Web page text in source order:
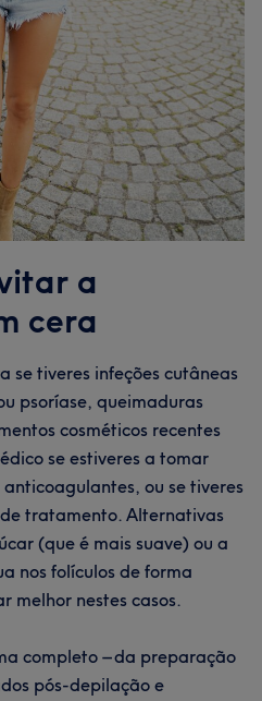
a
cera
se tiveres infeções cutâneas
psoríase, queimaduras
cosméticos recentes
se estiveres a tomar
ou se tiveres
tratamento. Alternativas
(que é mais suave) ou a
nos folículos de forma
melhor nestes casos.
completo – da preparação
pós-depilação e